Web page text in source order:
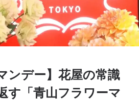
ンデー】花屋の常識
す「青山フラワーマ